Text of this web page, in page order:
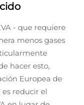
- que requiere
menos gases
hacer esto,
Europea de
reducir el